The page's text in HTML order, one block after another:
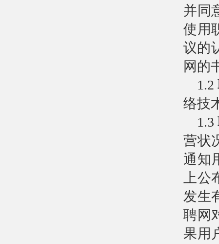
并同
使用
议的
网的
络技
营状
通知
上
发生
聘网
果用